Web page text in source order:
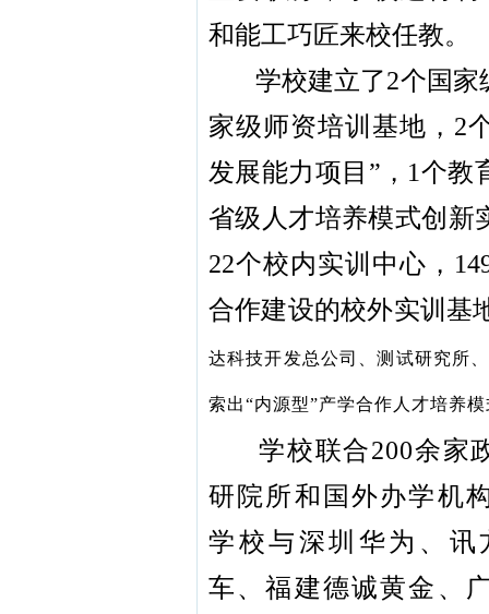
和能工巧匠来校任教。
学校建立了2个国
家级师资培训基地，2
发展能力项目”，1个教
省级人才培养模式创新
22个校内实训中心，
合作建设的校外实训基
达科技开发总公司、测试研究所
索出“内源型”产学合作人才培养
学校联合200余家
研院所和国外办学机
学校与深圳华为、
车、福建德诚黄金、